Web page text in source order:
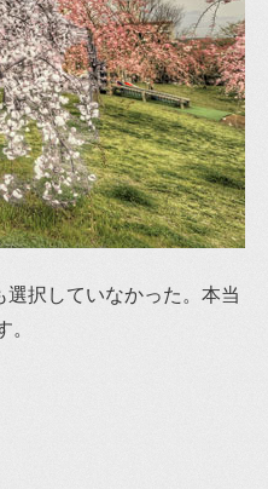
択していなかった。本当